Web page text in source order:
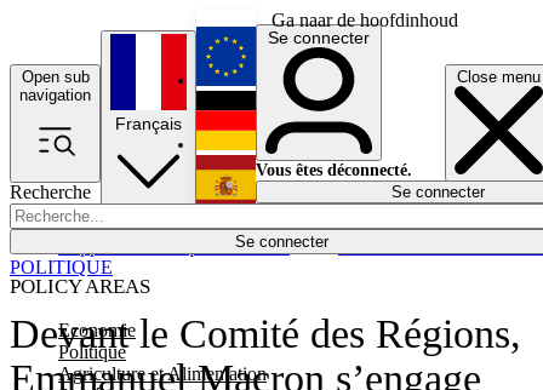
Ga naar de hoofdinhoud
Open sub
navigation
Close menu
Recherche
Se connecter
POLICY AREAS
Economie
Politique
Agriculture et Alimentation
Économie
Français
English
Deutsch
Español
Se connecter
Vous êtes déconnecté.
Se connecter
Devant le Comité des Régions,
Emmanuel Macron s’engage
POLITIQUE